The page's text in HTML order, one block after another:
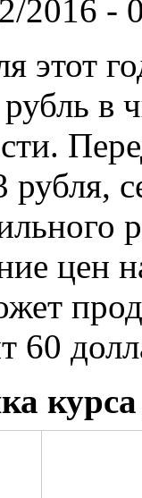
2016 -
этот
в
рубля,
цен
60